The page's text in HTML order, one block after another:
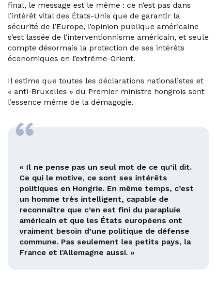
final, le message est le même : ce n’est pas dans
l’intérêt vital des États-Unis que de garantir la
sécurité de l’Europe, l’opinion publique américaine
s’est lassée de l’interventionnisme américain, et seule
compte désormais la protection de ses intérêts
économiques en l’extrême-Orient.
Il estime que toutes les déclarations nationalistes et
« anti-Bruxelles » du Premier ministre hongrois sont
l’essence même de la démagogie.
« Il ne pense pas un seul mot de ce qu’il dit.
Ce qui le motive, ce sont ses intérêts
politiques en Hongrie. En même temps, c’est
un homme très intelligent, capable de
reconnaître que c’en est fini du parapluie
américain et que les États européens ont
vraiment besoin d’une politique de défense
commune. Pas seulement les petits pays, la
France et l’Allemagne aussi. »